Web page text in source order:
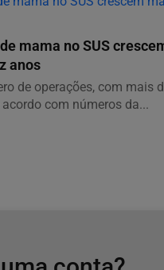
mama no SUS
anos
de operações, com mais
com números da...